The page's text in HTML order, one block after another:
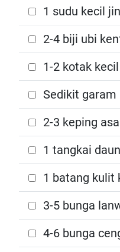
1 sudu kecil
2-4 biji ubi
1-2 kotak
Sedikit garam
2-3 keping
1 tangkai
1 batang kulit
3-5 bunga
4-6 bunga